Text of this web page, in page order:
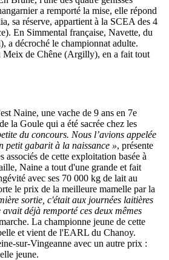
a remporté la mise, elle répond
sa réserve, appartient à la SCEA des 4
En Simmental française, Navette, du
a décroché le championnat adulte.
de Chêne (Argilly), en a fait tout
Naine, une vache de 9 ans en 7e
la Goule qui a été sacrée chez les
du concours. Nous l’avions appelée
petit gabarit à la naissance », présente
de cette exploitation basée à
Naine a tout d'une grande et fait
avec ses 70 000 kg de lait au
le prix de la meilleure mamelle par la
sortie, c'était aux journées laitières
déjà remporté ces deux mêmes
La championne jeune de cette
et vient de l'EARL du Chanoy.
sur-Vingeanne avec un autre prix :
jeune.